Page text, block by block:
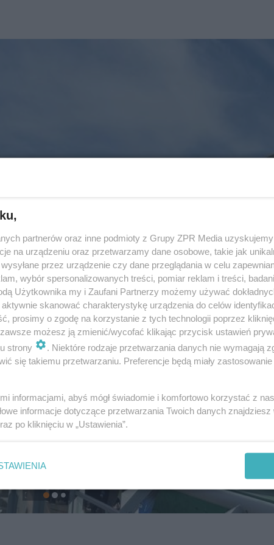
partnerów oraz inne podmioty z Grupy ZPR Media
na urządzeniu oraz przetwarzamy dane osobowe, takie jak
przez urządzenie czy dane przeglądania w celu
wybór spersonalizowanych treści, pomiar reklam i treści,
Użytkownika my i Zaufani Partnerzy możemy używać
skanować charakterystykę urządzenia do celów
prosimy o zgodę na korzystanie z tych technologii poprzez
możesz ją zmienić/wycofać klikając przycisk ustawień
strony
. Niektóre rodzaje przetwarzania danych nie wymagają
się takiemu przetwarzaniu. Preferencje będą miały
informacjami, abyś mógł świadomie i komfortowo korzystać z
informacje dotyczące przetwarzania Twoich danych znajdziesz
po kliknięciu w „Ustawienia”.